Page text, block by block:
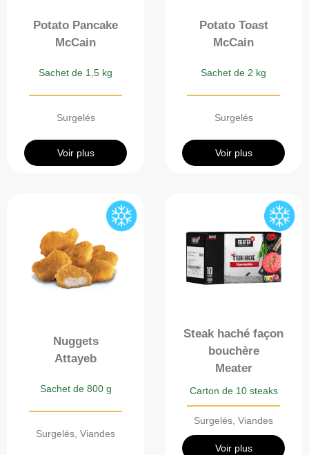
Potato Pancake
McCain
Sachet de 1,5 kg
Surgelés
Voir plus
Potato Toast
McCain
Sachet de 2 kg
Surgelés
Voir plus
Nuggets
Attayeb
Sachet de 800 g
Surgelés, Viandes
Steak haché façon
bouchère
Meater
Carton de 10 steaks
Surgelés, Viandes
Voir plus